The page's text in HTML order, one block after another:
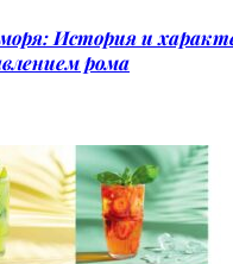
История и
рома